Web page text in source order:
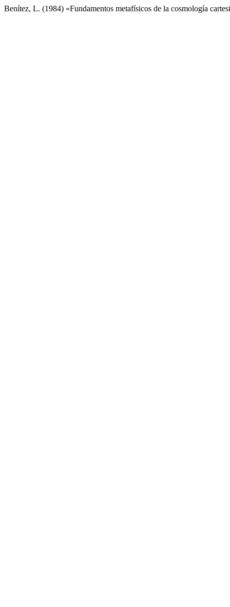
Benítez, L. (1984) «Fundamentos metafísicos de la cosmología